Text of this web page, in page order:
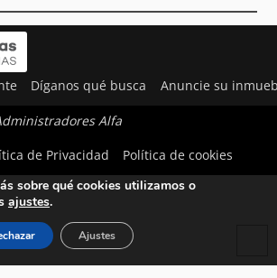
Díganos qué busca Anuncie su
Alfa
de Privacidad Política de cookies
para ofrecerte la mejor experiencia en
sobre qué cookies utilizamos o
ajustes.
Ajustes